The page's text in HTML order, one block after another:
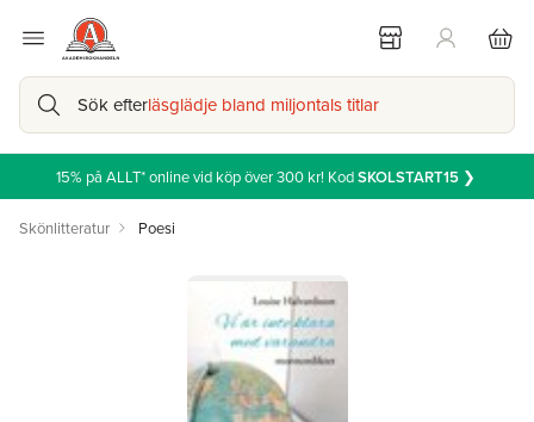
Sök efterläsglädje bland miljontals titlar
15% på ALLT* online vid köp över 300 kr! KodSKOLSTART15❯
Skönlitteratur Poesi